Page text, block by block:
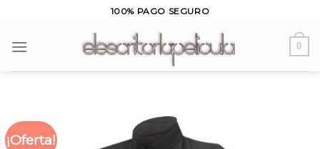
content
100% PAGO SEGURO
0
¡Oferta!